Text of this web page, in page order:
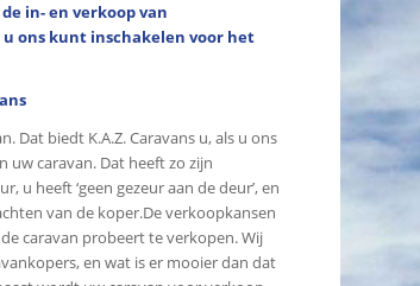
in- en verkoop van
u ons kunt inschakelen voor het
Dat biedt K.A.Z. Caravans u, als u ons
uw caravan. Dat heeft zo zijn
u heeft ‘geen gezeur aan de deur’, en
van de koper.De verkoopkansen
caravan probeert te verkopen. Wij
en wat is er mooier dan dat